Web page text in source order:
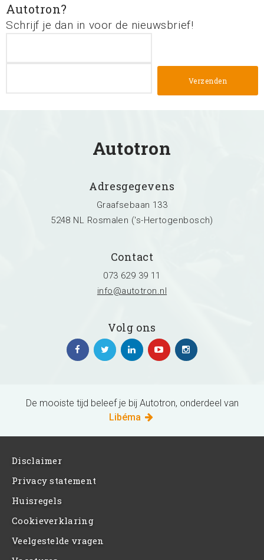
Autotron?
Schrijf je dan in voor de nieuwsbrief!
Autotron
Adresgegevens
Graafsebaan 133
5248 NL Rosmalen ('s-Hertogenbosch)
Contact
073 629 39 11
info@autotron.nl
Volg ons
De mooiste tijd beleef je bij Autotron, onderdeel van
Libéma
Disclaimer
Privacy statement
Huisregels
Cookieverklaring
Veelgestelde vragen